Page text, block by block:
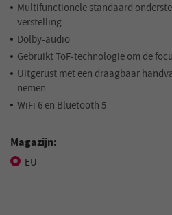
Multifunctionele standaard
verstelling.
Dolby-audio
Gebruikt ToF-technologie om de
Uitgerust met een draagbaar
nemen.
WiFi 6 en Bluetooth 5
Magazijn:
EU